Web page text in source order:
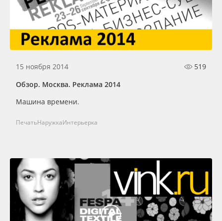
15 ноября 2014
519
Обзор. Москва. Реклама 2014
Машина времени.
ПечатьНаружкаИнтерьерка